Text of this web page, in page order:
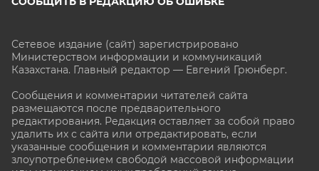
Сетевое издание (сайт) зарегистрировано
Министерством информации и коммуникаций
Казахстана. Главный редактор — Евгений Грюнберг.
Сообщения и комментарии читателей сайта
размещаются после предварительного
редактирования. Редакция оставляет за собой право
удалить их с сайта или отредактировать, если
указанные сообщения и комментарии являются
злоупотреблением свободой массовой информации